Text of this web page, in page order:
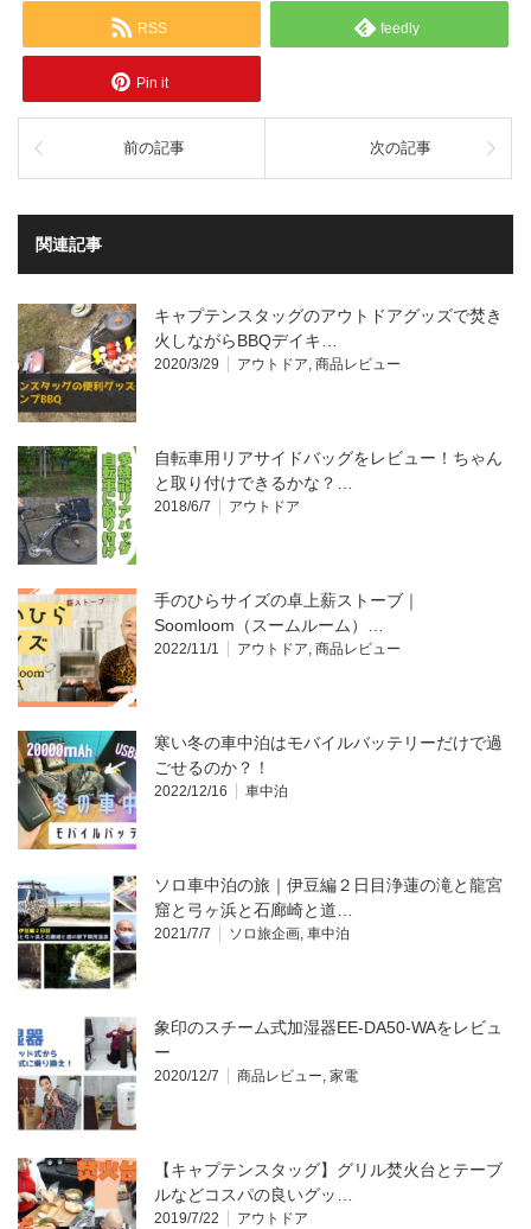
RSS feedly
Pin it
前の記事 次の記事
関連記事
キャプテンスタッグのアウトドアグッズで焚き
火しながらBBQデイキ…
2020/3/29 アウトドア, 商品レビュー
自転車用リアサイドバッグをレビュー！ちゃん
と取り付けできるかな？…
2018/6/7 アウトドア
手のひらサイズの卓上薪ストーブ｜
Soomloom（スームルーム）…
2022/11/1 アウトドア, 商品レビュー
寒い冬の車中泊はモバイルバッテリーだけで過
ごせるのか？！
2022/12/16 車中泊
ソロ車中泊の旅｜伊豆編２日目浄蓮の滝と龍宮
窟と弓ヶ浜と石廊崎と道…
2021/7/7 ソロ旅企画, 車中泊
象印のスチーム式加湿器EE-DA50-WAをレビュ
ー
2020/12/7 商品レビュー, 家電
【キャプテンスタッグ】グリル焚火台とテーブ
ルなどコスパの良いグッ…
2019/7/22 アウトドア